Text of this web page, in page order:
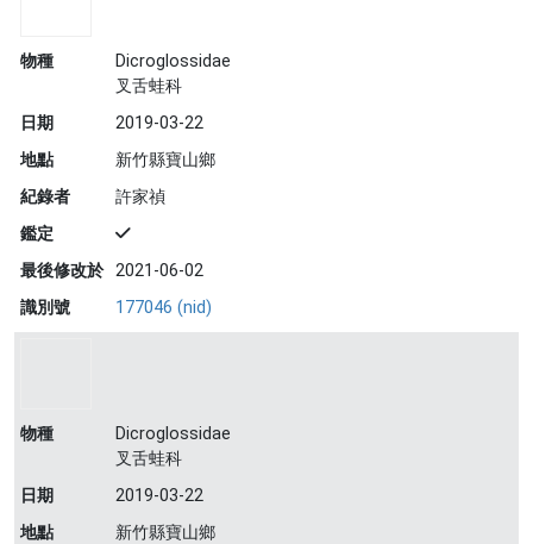
物種
Dicroglossidae
叉舌蛙科
日期
2019-03-22
地點
新竹縣寶山鄉
紀錄者
許家禎
鑑定
最後修改於 2021-06-02
識別號
177046 (nid)
物種
Dicroglossidae
叉舌蛙科
日期
2019-03-22
地點
新竹縣寶山鄉